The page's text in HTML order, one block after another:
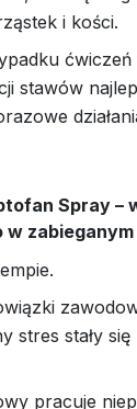
i kości.
stawów
Spray –
w
stres stały się
pracuje